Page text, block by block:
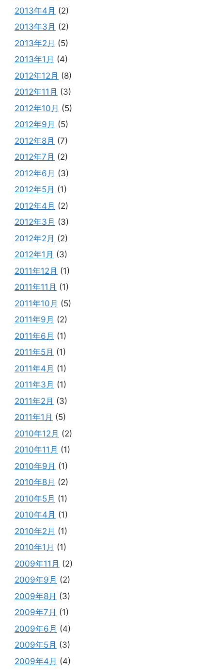
2013年4月 (2)
2013年3月 (2)
2013年2月 (5)
2013年1月 (4)
2012年12月 (8)
2012年11月 (3)
2012年10月 (5)
2012年9月 (5)
2012年8月 (7)
2012年7月 (2)
2012年6月 (3)
2012年5月 (1)
2012年4月 (2)
2012年3月 (3)
2012年2月 (2)
2012年1月 (3)
2011年12月 (1)
2011年11月 (1)
2011年10月 (5)
2011年9月 (2)
2011年6月 (1)
2011年5月 (1)
2011年4月 (1)
2011年3月 (1)
2011年2月 (3)
2011年1月 (5)
2010年12月 (2)
2010年11月 (1)
2010年9月 (1)
2010年8月 (2)
2010年5月 (1)
2010年4月 (1)
2010年2月 (1)
2010年1月 (1)
2009年11月 (2)
2009年9月 (2)
2009年8月 (3)
2009年7月 (1)
2009年6月 (4)
2009年5月 (3)
2009年4月 (4)